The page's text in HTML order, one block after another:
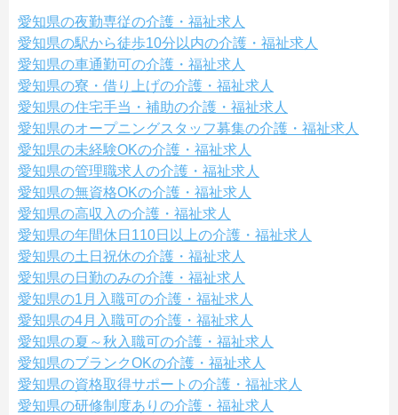
愛知県の夜勤専従の介護・福祉求人
愛知県の駅から徒歩10分以内の介護・福祉求人
愛知県の車通勤可の介護・福祉求人
愛知県の寮・借り上げの介護・福祉求人
愛知県の住宅手当・補助の介護・福祉求人
愛知県のオープニングスタッフ募集の介護・福祉求人
愛知県の未経験OKの介護・福祉求人
愛知県の管理職求人の介護・福祉求人
愛知県の無資格OKの介護・福祉求人
愛知県の高収入の介護・福祉求人
愛知県の年間休日110日以上の介護・福祉求人
愛知県の土日祝休の介護・福祉求人
愛知県の日勤のみの介護・福祉求人
愛知県の1月入職可の介護・福祉求人
愛知県の4月入職可の介護・福祉求人
愛知県の夏～秋入職可の介護・福祉求人
愛知県のブランクOKの介護・福祉求人
愛知県の資格取得サポートの介護・福祉求人
愛知県の研修制度ありの介護・福祉求人